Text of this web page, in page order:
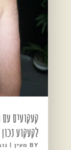
קעקועים
לקעקוע נכון
BY מעין| נוב 9,